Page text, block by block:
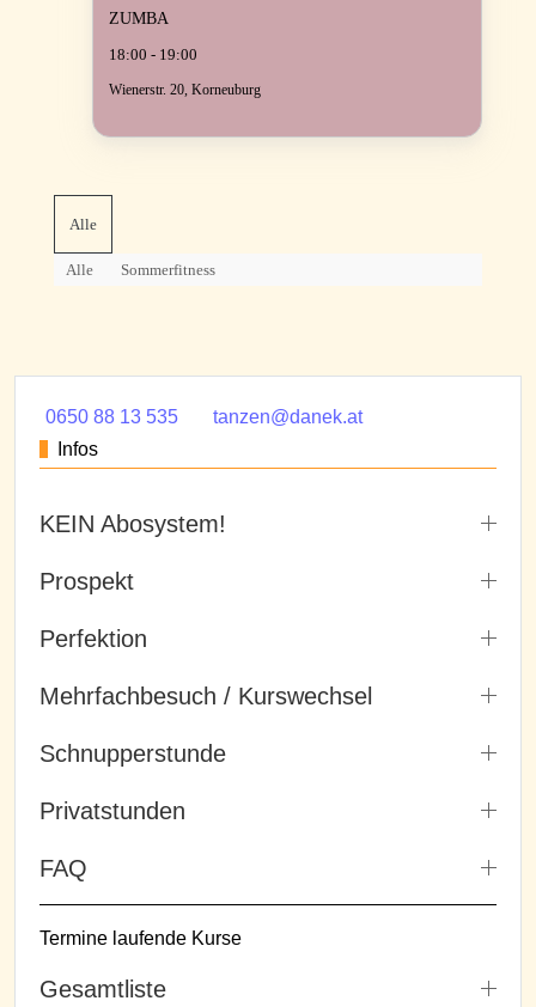
Alle
Alle Sommerfitness
ZUMBA
18:00 - 19:00
Wienerstr. 20, Korneuburg
0650 88 13 535
tanzen@danek.at
Infos
KEIN Abosystem!
Prospekt
Perfektion
Mehrfachbesuch / Kurswechsel
Schnupperstunde
Privatstunden
FAQ
Termine laufende Kurse
Gesamtliste